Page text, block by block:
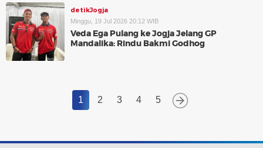
detikJogja
Minggu, 19 Jul 2026 20:12 WIB
Veda Ega Pulang ke Jogja Jelang GP
Mandalika: Rindu Bakmi Godhog
1 2 3 4 5